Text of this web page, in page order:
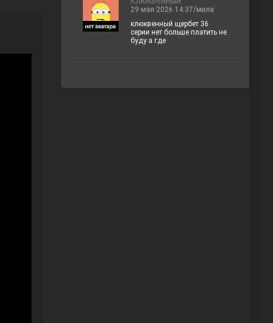
29 мая 2026 14:37/мила
клюквенный щербет 36
серии нет больше платить не
буду а где